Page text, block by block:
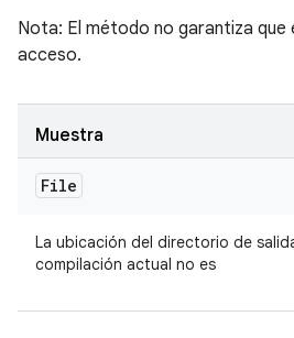
Nota: El método no garantiza
acceso.
Muestra
File
La ubicación del directorio de
compilación actual no es